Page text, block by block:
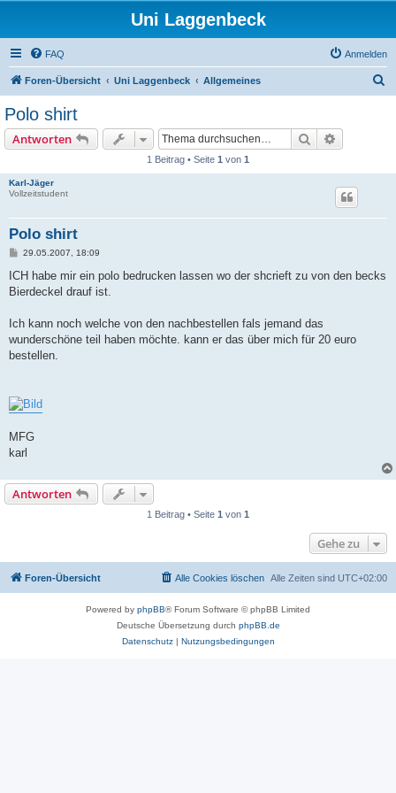
Uni Laggenbeck
FAQ Anmelden
Foren-Übersicht Uni Laggenbeck Allgemeines
Polo shirt
Antworten Suche
1 Beitrag • Seite 1 von 1
Karl-Jäger
Vollzeitstudent
Polo shirt
B
i
r
29.05.2007, 18:09
ICH habe mir ein polo bedrucken lassen wo der shcrieft zu von den becks
Bierdeckel drauf ist.
Ich kann noch welche von den nachbestellen fals jemand das
wunderschöne teil haben möchte. kann er das über mich für 20 euro
bestellen.
MFG
karl
Antworten
1 Beitrag • Seite 1 von 1
Gehe zu
Foren-Übersicht Alle Zeiten sind UTC+02:00
Alle Cookies löschen
Powered by phpBB® Forum Software © phpBB Limited
Deutsche Übersetzung durch phpBB.de
Datenschutz| Nutzungsbedingungen